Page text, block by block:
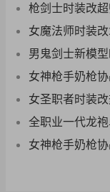
枪剑士时装改
女魔法师时装
男鬼剑士新模
女神枪手奶枪
女圣职者时装
全职业一代龙
女神枪手奶枪